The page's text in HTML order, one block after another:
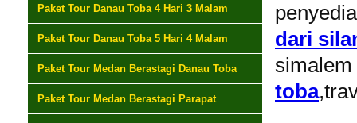
Paket Tour Danau Toba 4 Hari 3 Malam
Paket Tour Danau Toba 5 Hari 4 Malam
Paket Tour Medan Berastagi Danau Toba
Paket Tour Medan Berastagi Parapat
dari
toba